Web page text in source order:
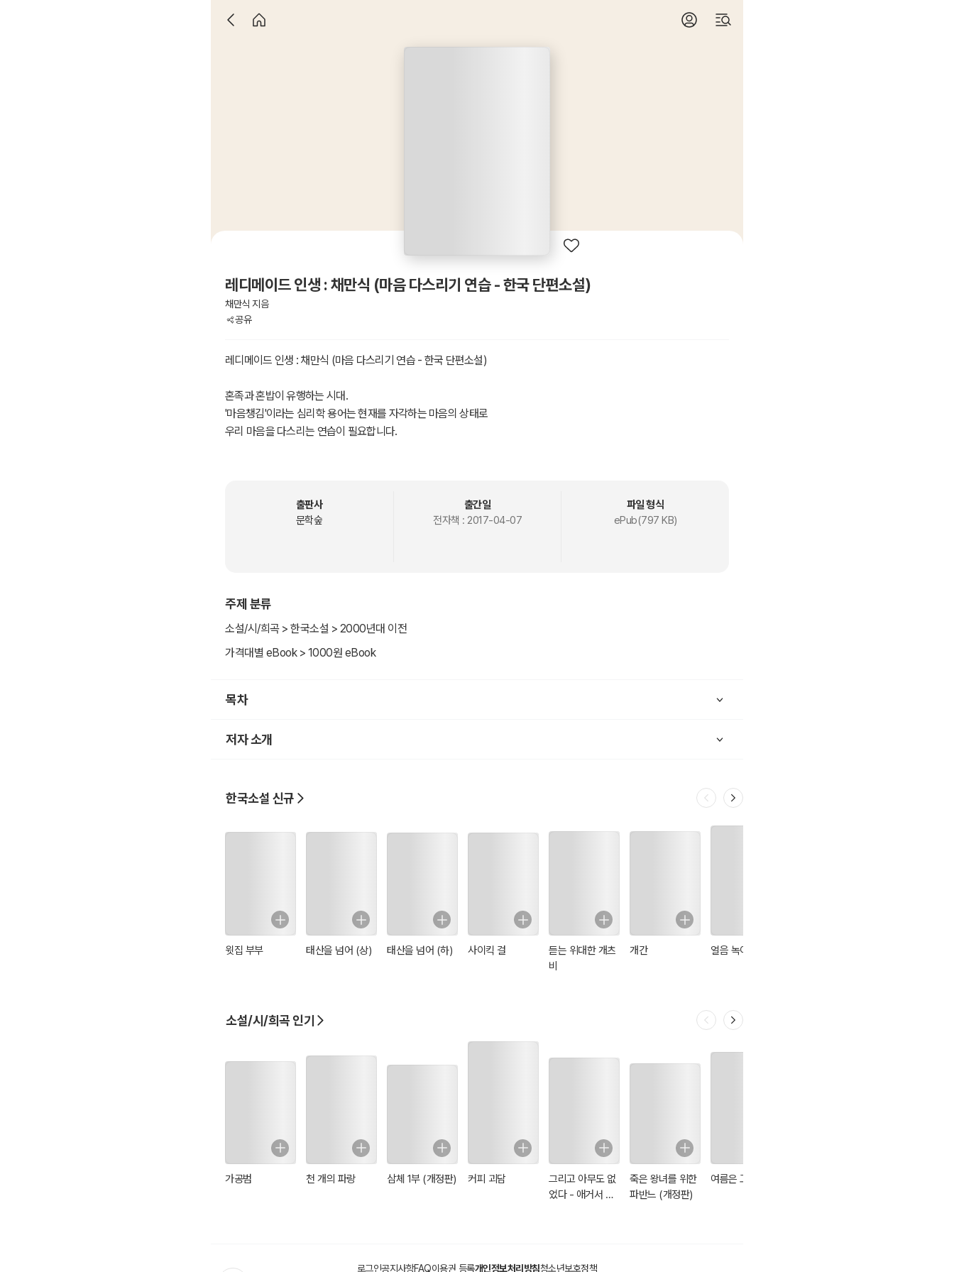
레디메이드 인생 : 채만식 (마음 다스리기 연습 - 한국 단편소설)
채만식 지음
공유
레디메이드 인생 : 채만식 (마음 다스리기 연습 - 한국 단편소설)
혼족과 혼밥이 유행하는 시대.
'마음챙김'이라는 심리학 용어는 현재를 자각하는 마음의 상태로
우리 마음을 다스리는 연습이 필요합니다.
한국인이 가장 좋아하는 단편소설을 엄선하여 마음의 편안함을 선물합니다.
기로 사회 고발적 동반자 문학에서 냉소적 풍자 문학으로 작풍을 전환했다.
출판사
문학숲
출간일
전자책 : 2017-04-07
파일 형식
ePub(797 KB)
주제 분류
소설/시/희곡 > 한국소설 > 2000년대 이전
가격대별 eBook > 1000원 eBook
목차
저자 소개
한국소설 신규
윗집 부부 태산을 넘어 (상) 태산을 넘어 (하) 사이킥 걸
듣는 위대한 개츠
비
개간 얼음 녹이기
소설/시/희곡 인기
가공범 천 개의 파랑 삼체 1부 (개정판) 커피 괴담
그리고 아무도 없
었다 - 애거서 크
죽은 왕녀를 위한
파반느 (개정판)
여름은 고작 계절
로그인공지사항FAQ이용권 등록개인정보처리방침청소년보호정책